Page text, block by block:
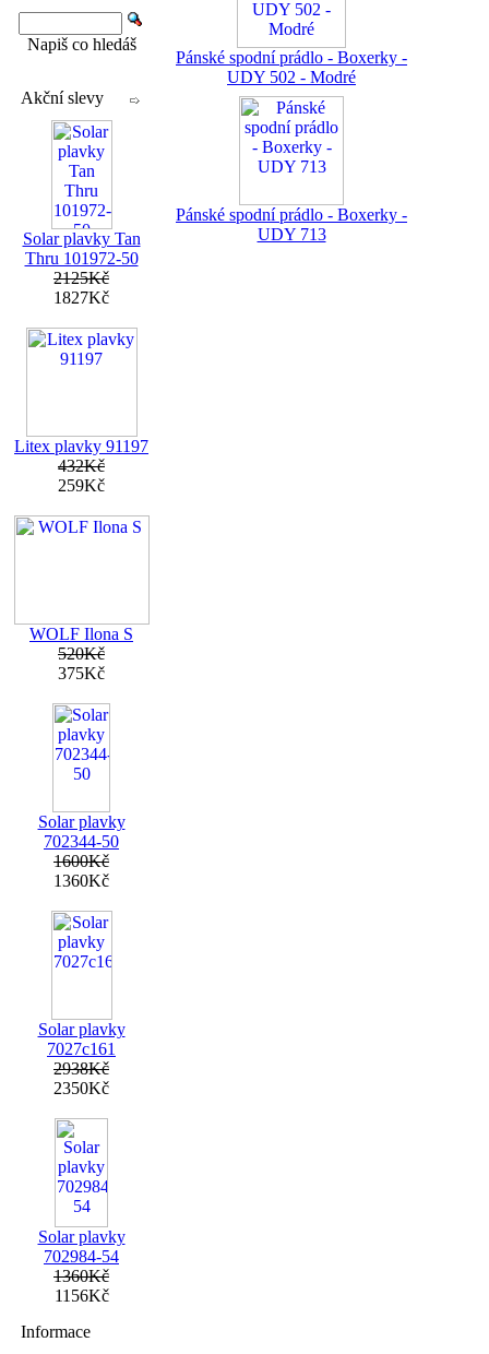
Napiš co hledáš
Akční slevy
Solar plavky Tan
Thru 101972-50
2125Kč
1827Kč
Litex plavky 91197
432Kč
259Kč
WOLF Ilona S
520Kč
375Kč
Solar plavky
702344-50
1600Kč
1360Kč
Solar plavky
7027c161
2938Kč
2350Kč
Solar plavky
702984-54
1360Kč
1156Kč
Informace
Pánské spodní prádlo - Boxerky -
UDY 502 - Modré
Pánské spodní prádlo - Boxerky -
UDY 713